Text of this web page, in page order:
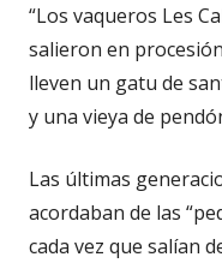
“Los vaqueros Les
salieron en procesión
lleven un gatu de
y una vieya de
Las últimas
acordaban de las
cada vez que salían